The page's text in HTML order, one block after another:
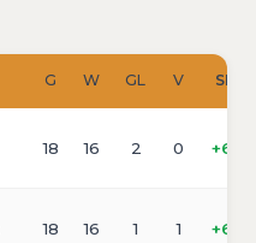
G W GL V SD
18 16 2 0 +68
18 16 1 1 +65